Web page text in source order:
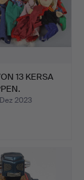
13 KERSA
2023